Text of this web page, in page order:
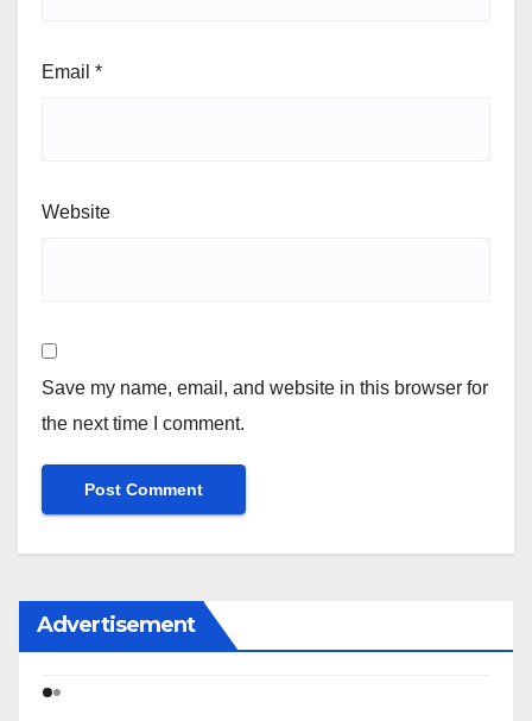
Email *
Website
Save my name, email, and website in this browser for
the next time I comment.
Advertisement